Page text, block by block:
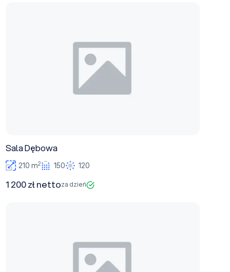
Sala Dębowa
210 m2 150 120
1 200 zł nettoza dzień